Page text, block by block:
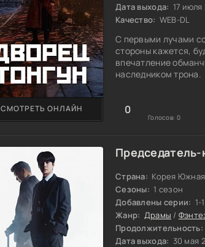
Дата выхода: 17 июля
Качество: WEB-DL
С первыми лучами
стороны кажется,
впечатление
наследником трона.
СМОТРЕТЬ ОНЛАЙН 0
Голосов: 0
Страна: Корея Южная
Сезоны: 1 сезон
Добавлены серии: 1-
Жанр: Драмы /
Продолжительность:
Дата выхода: 30 мая